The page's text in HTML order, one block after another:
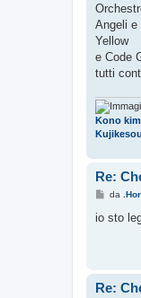
i
o
Angeli e
Yellow
e Code
tutti
Kono
Re:
M
s
da
io sto
Re: